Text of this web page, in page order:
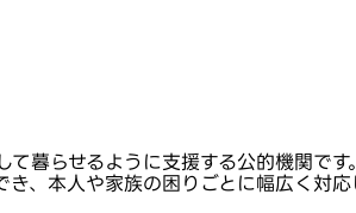
暮らせるように支援する公的機関で
、本人や家族の困りごとに幅広く対